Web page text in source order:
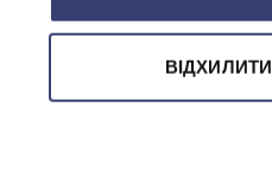
ВІДХИЛИТИ